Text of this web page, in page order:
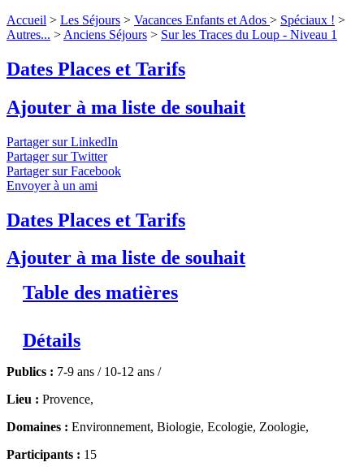
Sur les Traces du Loup - Niveau
1Niveau 1
Mini-randos, mini-bivouacs, que du bonheur pour les petits
pisteurs en herbe qui rêvent du loup et de belles balades dans
les Alpes.↓ Lire le descriptif détaillé plus bas ↓
Accueil > Les Séjours > Vacances Enfants et Ados > Spéciaux ! >
Autres... > Anciens Séjours > Sur les Traces du Loup - Niveau 1
Dates Places et Tarifs
Ajouter à ma liste de souhait
Partager sur LinkedIn
Partager sur Twitter
Partager sur Facebook
Envoyer à un ami
Dates Places et Tarifs
Ajouter à ma liste de souhait
Table des matières
Détails
Publics : 7-9 ans / 10-12 ans /
Lieu : Provence,
Domaines : Environnement, Biologie, Ecologie, Zoologie,
Participants : 15